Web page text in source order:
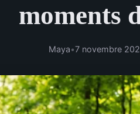
moments
Maya•7 novembre